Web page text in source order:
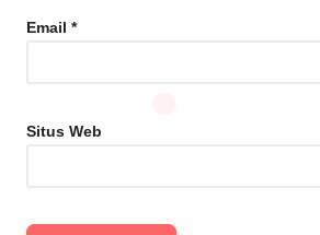
Email *
Situs Web